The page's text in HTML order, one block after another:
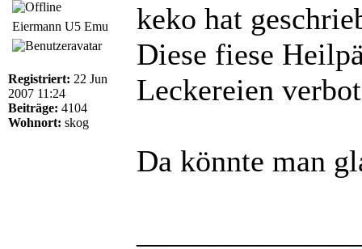
Eiermann U5 Emu
Registriert: 22 Jun
2007 11:24
Beiträge: 4104
Wohnort: skog
keko hat
Diese fiese
Leckereien
Da könnte man